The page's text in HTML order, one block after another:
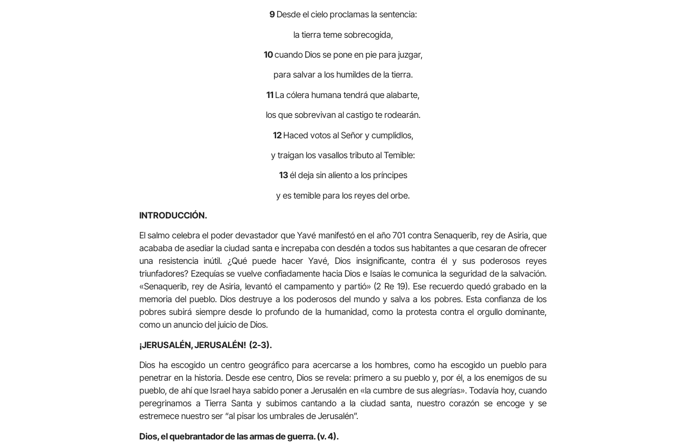
9 Desde el cielo proclamas la sentencia:
la tierra teme sobrecogida,
10cuando Dios se pone en pie para juzgar,
para salvar a los humildes de la tierra.
11 La cólera humana tendrá que alabarte,
los que sobrevivan al castigo te rodearán.
12 Haced votos al Señor y cumplidlos,
y traigan los vasallos tributo al Temible:
13 él deja sin aliento a los príncipes
y es temible para los reyes del orbe.
INTRODUCCIÓN.
El salmo celebra el poder devastador que Yavé manifestó en el año 701 contra Senaquerib, rey de Asiria, que
acababa de asediar la ciudad santa e increpaba con desdén a todos sus habitantes a que cesaran de ofrecer
una resistencia inútil. ¿Qué puede hacer Yavé, Dios insignificante, contra él y sus poderosos reyes
triunfadores? Ezequías se vuelve confiadamente hacia Dios e Isaías le comunica la seguridad de la salvación.
«Senaquerib, rey de Asiria, levantó el campamento y partió» (2 Re 19). Ese recuerdo quedó grabado en la
memoria del pueblo. Dios destruye a los poderosos del mundo y salva a los pobres. Esta confianza de los
pobres subirá siempre desde lo profundo de la humanidad, como la protesta contra el orgullo dominante,
como un anuncio del juicio de Dios.
¡JERUSALÉN, JERUSALÉN! (2-3).
Dios ha escogido un centro geográfico para acercarse a los hombres, como ha escogido un pueblo para
penetrar en la historia. Desde ese centro, Dios se revela: primero a su pueblo y, por él, a los enemigos de su
pueblo, de ahí que Israel haya sabido poner a Jerusalén en «la cumbre de sus alegrías». Todavía hoy, cuando
peregrinamos a Tierra Santa y subimos cantando a la ciudad santa, nuestro corazón se encoge y se
estremece nuestro ser “al pisar los umbrales de Jerusalén”.
Dios, el quebrantador de las armas de guerra. (v. 4).